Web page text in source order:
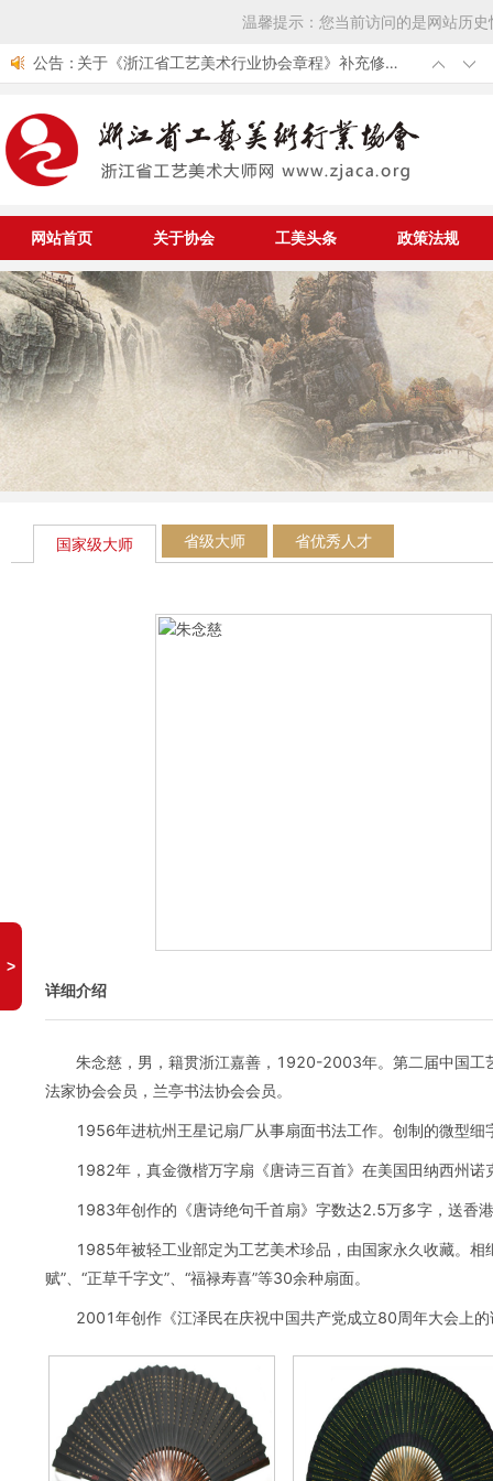
温馨提示：您当前访问的是网站历
公告：关于《浙江省工艺美术行业协会章程》补充修改
的通知
第七届中国工艺美术大师评选结果公布 我省新增
艺品交易会
关于举办中华优秀传统文化传承发展工程大国非
遗工匠专项公益工程工美项目大国非遗工匠认定
与资助仪式的通知
中国轻工业联合会《关于开展第七届中国工艺美
术大师评选工作的通知》
网站首页 关于协会 工美头条 政策法规
国家级大师 省级大师 省优秀人才
详细介绍
朱念慈，男，籍贯浙江嘉善，1920-2003年。第二届中国工
法家协会会员，兰亭书法协会会员。
1956年进杭州王星记扇厂从事扇面书法工作。创制的微型细
1982年，真金微楷万字扇《唐诗三百首》在美国田纳西州
1983年创作的《唐诗绝句千首扇》字数达2.5万多字，送香
1985年被轻工业部定为工艺美术珍品，由国家永久收藏。相
赋”、“正草千字文”、“福禄寿喜”等30余种扇面。
2001年创作《江泽民在庆祝中国共产党成立80周年大会上